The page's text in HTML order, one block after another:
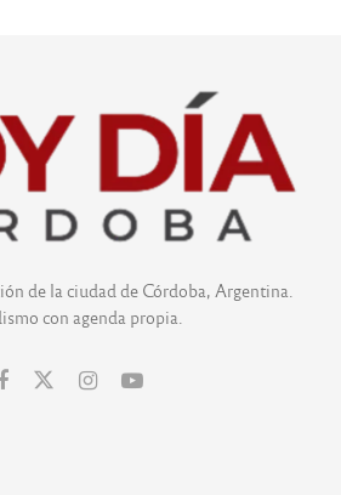
de la ciudad de Córdoba, Argentina.
con agenda propia.